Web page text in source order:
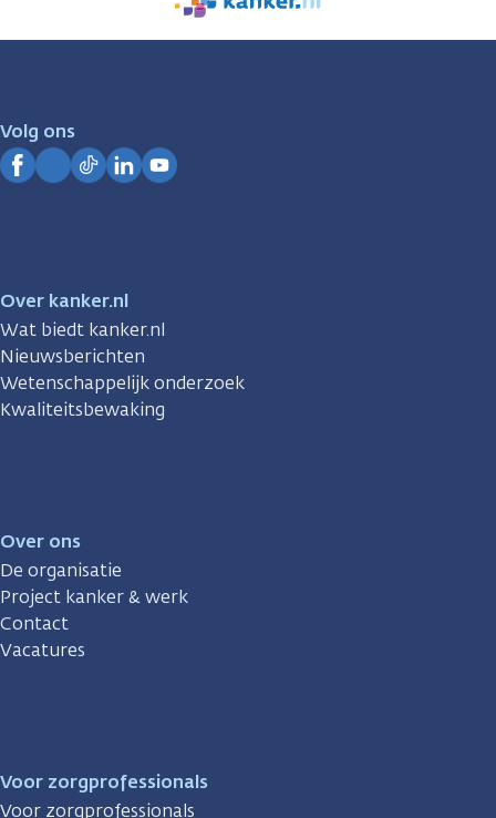
We
zijn
Volg ons
Over kanker.nl
Wat biedt kanker.nl
Nieuwsberichten
Wetenschappelijk onderzoek
Kwaliteitsbewaking
Over ons
De organisatie
Project kanker & werk
Contact
Vacatures
Voor zorgprofessionals
Voor zorgprofessionals